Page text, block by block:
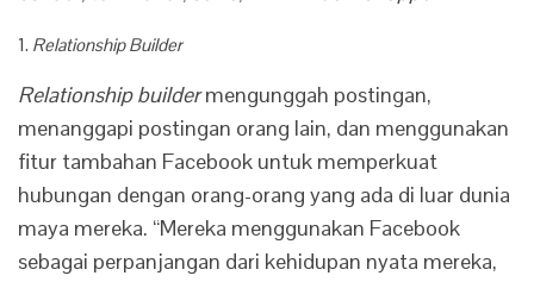
1. Relationship Builder
Relationship buildermengunggah postingan,
menanggapi postingan orang lain, dan menggunakan
fitur tambahan Facebook untuk memperkuat
hubungan dengan orang-orang yang ada di luar dunia
maya mereka. “Mereka menggunakan Facebook
sebagai perpanjangan dari kehidupan nyata mereka,